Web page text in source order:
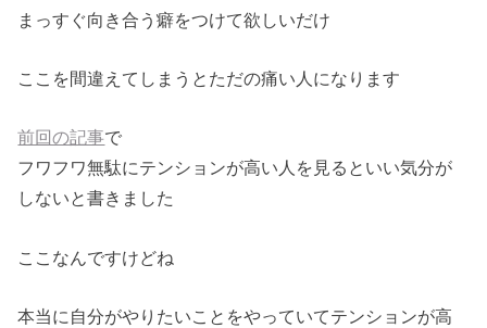
まっすぐ向き合う癖をつけて欲しいだけ
ここを間違えてしまうとただの痛い人になります
前回の記事で
フワフワ無駄にテンションが高い人を見るといい気分が
しないと書きました
ここなんですけどね
本当に自分がやりたいことをやっていてテンションが高